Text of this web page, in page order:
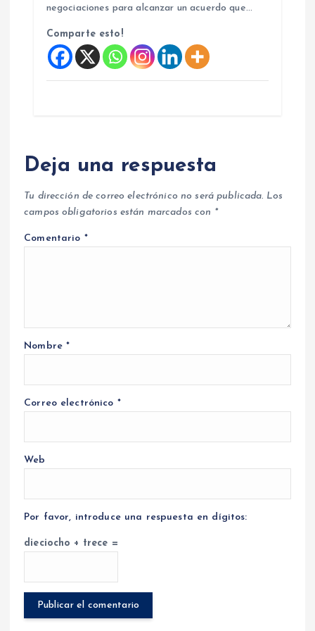
negociaciones para alcanzar un acuerdo que…
Comparte esto!
Deja una respuesta
Tu dirección de correo electrónico no será publicada. Los
campos obligatorios están marcados con *
Comentario *
Nombre*
Correo electrónico *
Web
Por favor, introduce una respuesta en dígitos:
dieciocho + trece =